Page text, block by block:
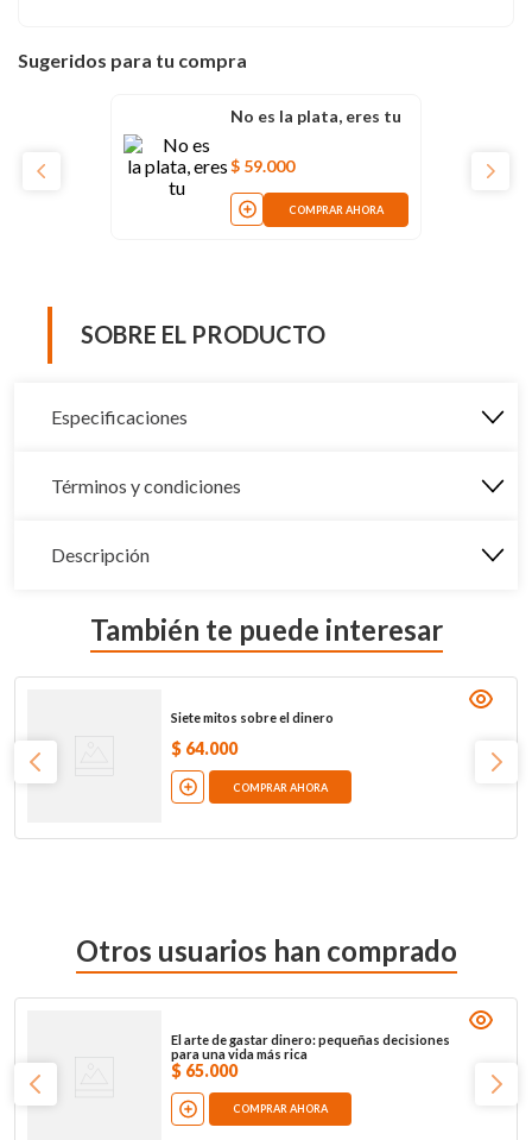
Sugeridos para tu compra
No es la plata, eres tu
$ 59.000
COMPRAR AHORA
SOBRE EL PRODUCTO
Especificaciones
Términos y condiciones
Descripción
También te puede interesar
Siete mitos sobre el dinero
$ 64.000
COMPRAR AHORA
Otros usuarios han comprado
El arte de gastar dinero: pequeñas decisiones
para una vida más rica
$ 65.000
COMPRAR AHORA